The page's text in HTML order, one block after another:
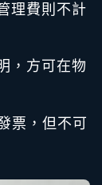
理費則不計
，方可在物
票，但不可